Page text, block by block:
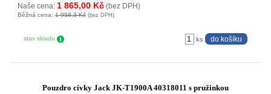
Naše cena: 1 865,00 Kč (bez DPH)
Běžná cena: 1 958,3 Kč (bez DPH)
stav skladu ks
Pouzdro cívky Jack JK-T1900A 40318011 s pružinkou